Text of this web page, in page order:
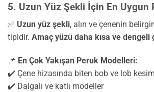
5. Uzun Yüz Şekli İçin En Uygun
✅ Uzun yüz şekli, alın ve çenenin
tipidir. Amaç yüzü daha kısa ve
📌 En Çok Yakışan Peruk Modelleri:
✔️ Çene hizasında biten bob ve lob
✔️ Dalgalı ve katlı modeller